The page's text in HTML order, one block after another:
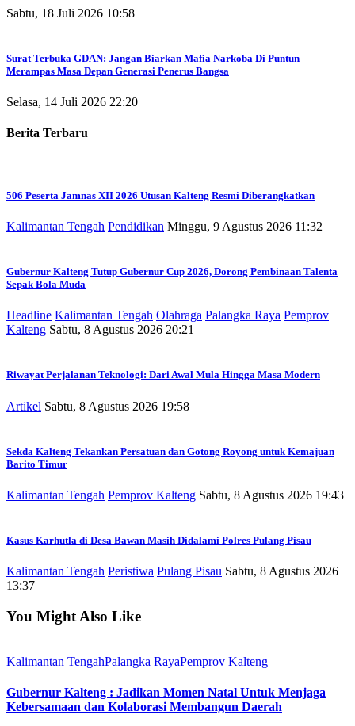
Sabtu, 18 Juli 2026 10:58
Surat Terbuka GDAN: Jangan Biarkan Mafia Narkoba Di Puntun
Merampas Masa Depan Generasi Penerus Bangsa
Selasa, 14 Juli 2026 22:20
Berita Terbaru
506 Peserta Jamnas XII 2026 Utusan Kalteng Resmi Diberangkatkan
Kalimantan Tengah Pendidikan Minggu, 9 Agustus 2026 11:32
Gubernur Kalteng Tutup Gubernur Cup 2026, Dorong Pembinaan Talenta
Sepak Bola Muda
Headline Kalimantan Tengah Olahraga Palangka Raya Pemprov
Kalteng Sabtu, 8 Agustus 2026 20:21
Riwayat Perjalanan Teknologi: Dari Awal Mula Hingga Masa Modern
Artikel Sabtu, 8 Agustus 2026 19:58
Sekda Kalteng Tekankan Persatuan dan Gotong Royong untuk Kemajuan
Barito Timur
Kalimantan Tengah Pemprov Kalteng Sabtu, 8 Agustus 2026 19:43
Kasus Karhutla di Desa Bawan Masih Didalami Polres Pulang Pisau
Kalimantan Tengah Peristiwa Pulang Pisau Sabtu, 8 Agustus 2026
13:37
You Might Also Like
Kalimantan TengahPalangka RayaPemprov Kalteng
Gubernur Kalteng : Jadikan Momen Natal Untuk Menjaga
Kebersamaan dan Kolaborasi Membangun Daerah